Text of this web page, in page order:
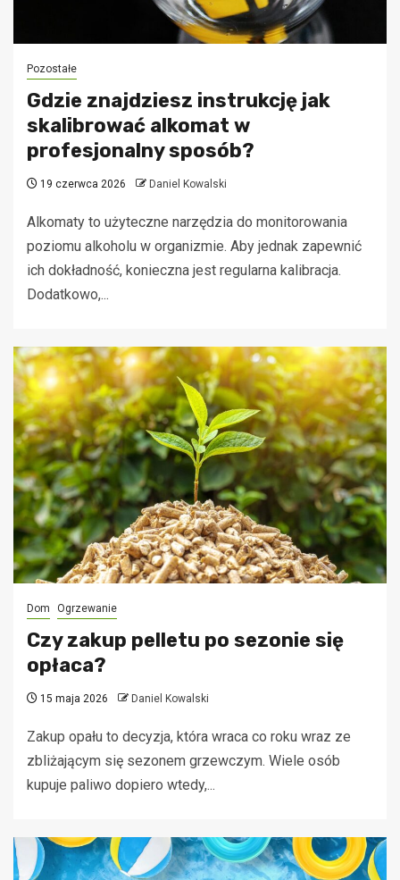
Pozostałe
Gdzie znajdziesz instrukcję jak
skalibrować alkomat w
profesjonalny sposób?
19 czerwca 2026 Daniel Kowalski
Alkomaty to użyteczne narzędzia do monitorowania
poziomu alkoholu w organizmie. Aby jednak zapewnić
ich dokładność, konieczna jest regularna kalibracja.
Dodatkowo,...
Dom Ogrzewanie
Czy zakup pelletu po sezonie się
opłaca?
15 maja 2026 Daniel Kowalski
Zakup opału to decyzja, która wraca co roku wraz ze
zbliżającym się sezonem grzewczym. Wiele osób
kupuje paliwo dopiero wtedy,...